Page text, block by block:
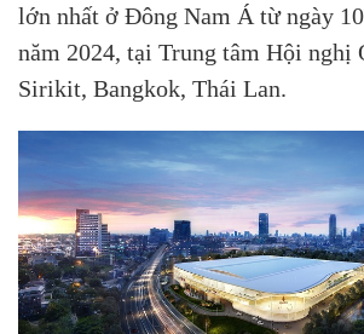
lớn nhất ở Đông Nam Á từ ngày
năm 2024, tại Trung tâm Hội nghị
Sirikit, Bangkok, Thái Lan.